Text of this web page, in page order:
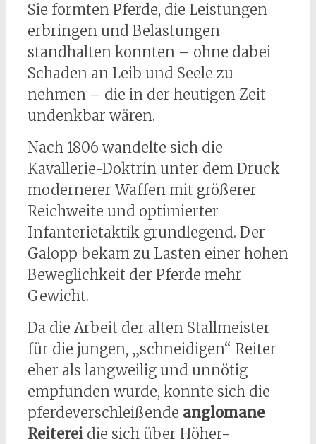
Sie formten Pferde, die Leistungen
erbringen und Belastungen
standhalten konnten – ohne dabei
Schaden an Leib und Seele zu
nehmen – die in der heutigen Zeit
undenkbar wären.
Nach 1806 wandelte sich die
Kavallerie-Doktrin unter dem Druck
modernerer Waffen mit größerer
Reichweite und optimierter
Infanterietaktik grundlegend. Der
Galopp bekam zu Lasten einer hohen
Beweglichkeit der Pferde mehr
Gewicht.
Da die Arbeit der alten Stallmeister
für die jungen, „schneidigen“ Reiter
eher als langweilig und unnötig
empfunden wurde, konnte sich die
pferdeverschleißende anglomane
Reitereidie sich über Höher-